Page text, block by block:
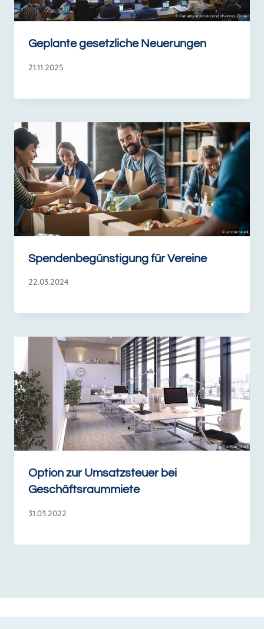
Geplante gesetzliche Neuerungen
21.11.2025
Spendenbegünstigung für Vereine
22.03.2024
Option zur Umsatzsteuer bei
Geschäftsraummiete
31.03.2022